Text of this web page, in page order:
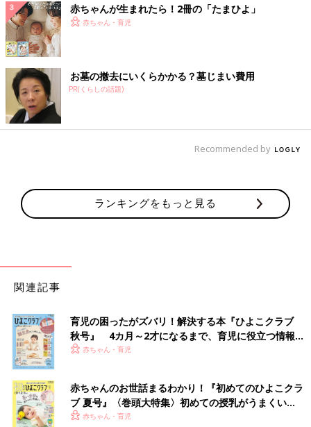
安定しなくて夜泣きが多い。妻はそれに対応してくれているので
ゆっくり寝られません。ですから、朝ごはんは私の担当というこ
とになっています。決めた、というよりは自然とそうなったとい
う感じです。私はもともとカップ麺にお湯を入れる以上のことは
できない料理オンチで、料理スキルのベースがゼロですから、な
るほど、卵焼きはこうやってひっくり返すのか、出汁ってこうや
って取るのね、と、毎日がまさに五十の手習いです。
子どもの幼稚園は、火曜と金曜がお弁当の日なんですが、これは
で寝不足でもがんばってせっせ
をしていて、子どもたちはいつも一粒も残さずに食べています。
先日、幼稚園が月に一度のペースで手作りしている学級通信のよ
『三角おにぎりだよ！』などと書かれているなか、うちの子の写
真のところには『フワフワのオムレツが大好きだよ！』と書かれ
私が作っているのです。それを見て、だめだと思ってもどうして
も顔がニヤけてしまって…。妻の顔が凍りつき、しばらくしゃべ
ってくれませんでした。
そんなこともありながら、私が50の手習い料理をどうにかこうに
か続けていられるのは、なんだかんだで妻が「褒めてくれてい
る」からだと思います。
少々味が濃くても薄くても『あなたの作ったお豆腐のお味噌汁は
赤ちゃんが生まれたら！2冊の「たまひよ」
赤ちゃん・育児
お墓の撤去にいくらかかる？墓じまい費用
PR(くらしの話題)
Recommended by
ランキングをもっと見る
関連記事
育児の困ったがズバリ！解決する本『ひよこクラブ
秋号』 4カ月～2才になるまで、育児に役立つ情報が
いっぱい！
赤ちゃん・育児
赤ちゃんのお世話まるわかり！『初めてのひよこクラ
ブ 夏号』〈巻頭大特集〉初めての授乳がうまくい
く！ おっぱい・ミルクの基本と夏のトラブル 解決テ
赤ちゃん・育児